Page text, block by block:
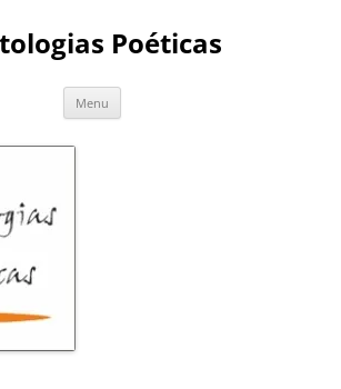
Poéticas
Menu